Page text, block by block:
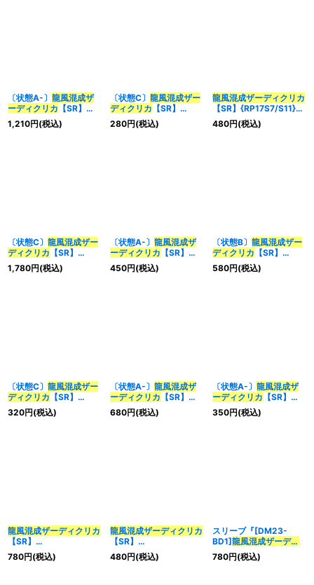
〔状態A-〕 龍風混成ザ
ーディクリカ 【SR】
{ART092/5}《多》
1,210円(税込)
〔状態C〕 龍風混成ザー
ディクリカ 【SR】
{25SP16/16}《多》
280円(税込)
龍風混成ザーディクリカ
【SR】{RP17S7/S11}
《多》
480円(税込)
〔状態C〕 龍風混成ザー
ディクリカ 【SR】
{RP1710B/20}《多》
1,780円(税込)
〔状態A-〕 龍風混成ザ
ーディクリカ 【SR】
{25SP16/16}《多》
450円(税込)
〔状態B〕 龍風混成ザー
ディクリカ 【SR】
{RP1710A/20}《多》
580円(税込)
〔状態C〕 龍風混成ザー
ディクリカ 【SR】
{RP1710A/20}《多》
320円(税込)
〔状態A-〕 龍風混成ザ
ーディクリカ 【SR】
{RP1710A/20}《多》
680円(税込)
〔状態A-〕 龍風混成ザ
ーディクリカ 【SR】
{26EX320/100}《多》
350円(税込)
龍風混成ザーディクリカ
【SR】
{23BD1BE1/BE10}
《多》
780円(税込)
龍風混成ザーディクリカ
【SR】
{23BD1SE4/SE10}
《多》
480円(税込)
スリーブ『[DM23-
BD1]龍風混成ザーディ
クリカ 』42枚入り【サ
プライ】{-}
780円(税込)